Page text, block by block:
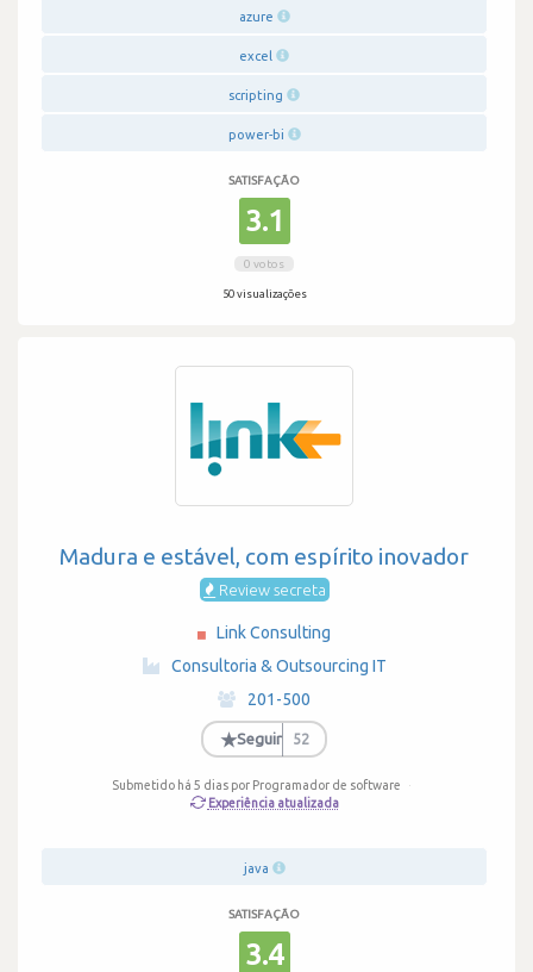
azure
excel
scripting
power-bi
SATISFAÇÃO
3.1
0 votos
50 visualizações
Madura e estável, com espírito inovador
Review secreta
Link Consulting
·
Consultoria & Outsourcing IT
·
201-500
·
★Seguir 52
Submetido há 5 dias por Programador de software
·
Experiência atualizada
java
SATISFAÇÃO
3.4